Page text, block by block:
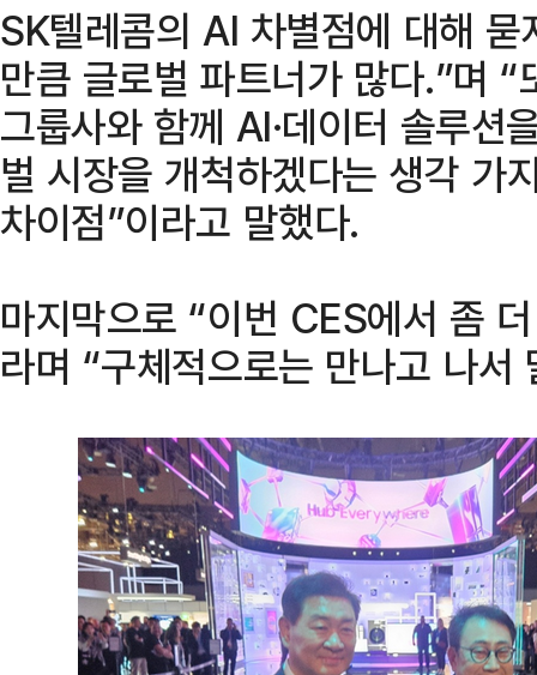
SK텔레콤의 AI 차별점에 대해
만큼 글로벌 파트너가 많다.”며
그룹사와 함께 AI·데이터 솔루션
벌 시장을 개척하겠다는 생각 가
차이점”이라고 말했다.
마지막으로 “이번 CES에서 좀
라며 “구체적으로는 만나고 나서